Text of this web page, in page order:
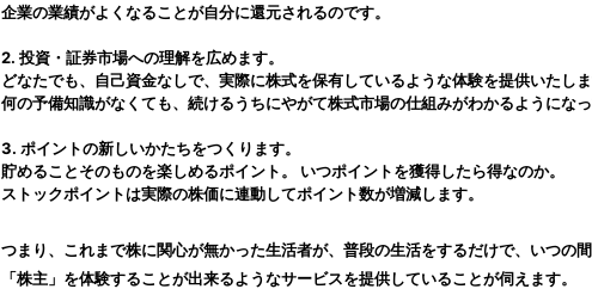
企業の業績がよくなることが自分に還元されるのです。
2. 投資 ・証券市場への理解を広めます。
どなたでも、自己資金なしで、実際に株式を保有しているような体験を提供いたしま
何の予備知識がなくても、続けるうちにやがて株式市場の仕組みがわかるようになっ
3. ポイントの新しいかたちをつくります。
貯めることそのものを楽しめるポイント。 いつポイントを獲得したら得なのか。
ストックポイントは実際の株価に連動してポイント数が増減します。
つまり、これまで株に関心が無かった生活者が、普段の生活をするだけで、いつの
「株主」を体験することが出来るようなサービスを提供していることが伺えます。